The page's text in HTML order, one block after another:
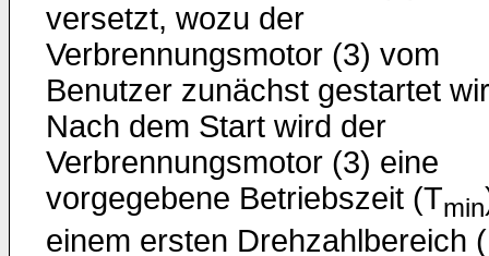
versetzt, wozu der
Verbrennungsmotor (3) vom
Benutzer zunächst gestartet
Nach dem Start wird der
Verbrennungsmotor (3) eine
vorgegebene Betriebszeit (Tmin
einem ersten Drehzahlbereich